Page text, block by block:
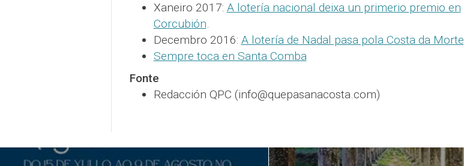
Xaneiro 2017: A lotería nacional deixa un primerio premio en
Corcubión.
Decembro 2016: A lotería de Nadal pasa pola Costa da Morte
Sempre toca en Santa Comba
Fonte
Redacción QPC (info@quepasanacosta.com)